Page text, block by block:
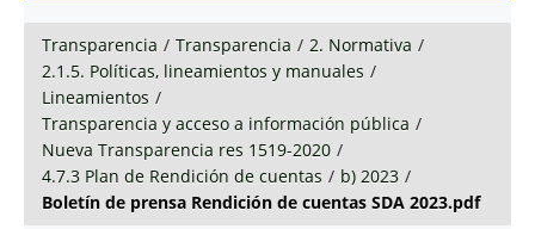
Transparencia / Transparencia / 2. Normativa /
2.1.5. Políticas, lineamientos y manuales /
Lineamientos /
Transparencia y acceso a información pública /
Nueva Transparencia res 1519-2020 /
4.7.3 Plan de Rendición de cuentas / b) 2023 /
Boletín de prensa Rendición de cuentas SDA 2023.pdf